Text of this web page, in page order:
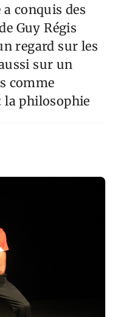
conquis des
Guy Régis
regard sur les
sur un
comme
philosophie